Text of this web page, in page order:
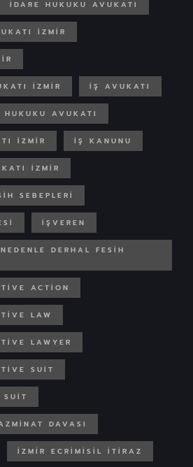
IDARE HUKUKU AVUKATI
IZMIR
IZMIR IŞ AVUKATI
HUKUKU AVUKATI
IZMIR İŞ KANUNU
IZMIR
SEBEPLERI
IŞVEREN
DERHAL FESIH
ACTION
LAW
LAWYER
SUIT
SUIT
DAVASI
İZMIR ECRIMISIL ITIRAZ